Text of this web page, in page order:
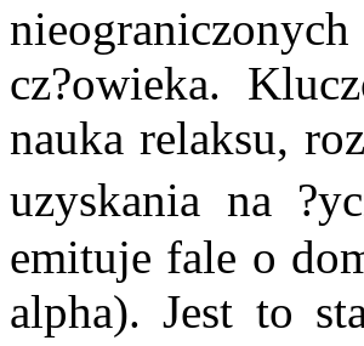
cz?owieka.
nauka relaksu,
uzyskania na
emituje fale o
alpha). Jest to